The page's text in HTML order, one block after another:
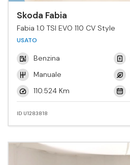
Skoda Fabia
Fabia 1.0 TSI EVO 110 CV Style
USATO
Benzina
Manuale
110.524 Km
ID U1283818